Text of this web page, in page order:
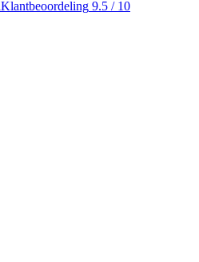
Klantbeoordeling 9.5 / 10